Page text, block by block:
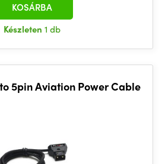
Készleten 1 db
KOSÁRBA
5pin Aviation Power Cable